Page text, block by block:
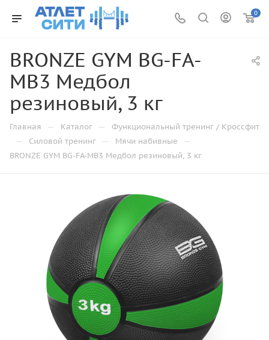
0
BRONZE GYM BG-FA-
MB3 Медбол
резиновый, 3 кг
Главная — Каталог — Функциональный тренинг / Кроссфит
— Силовой тренинг — Мячи набивные —
BRONZE GYM BG-FA-MB3 Медбол резиновый, 3 кг